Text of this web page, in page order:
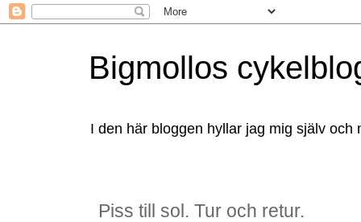
Bigmollos
I den här bloggen hyllar jag mig själv
Piss till sol. Tur och retur.